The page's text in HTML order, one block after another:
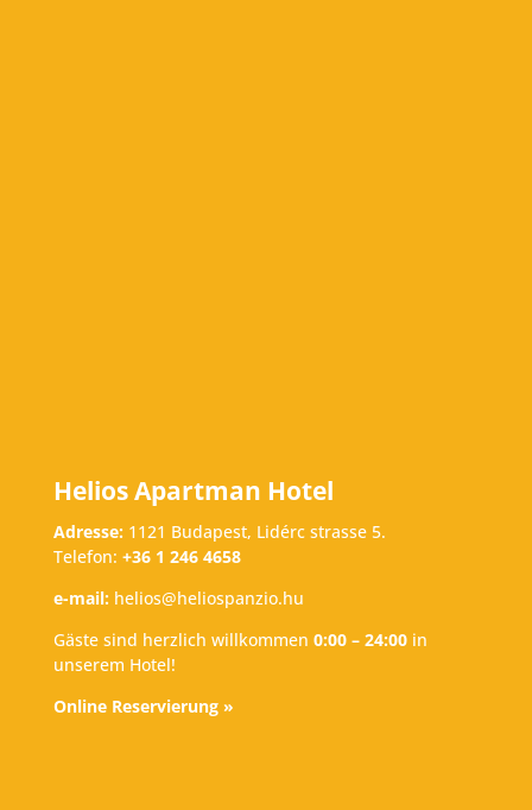
Helios Apartman Hotel
Adresse:1121 Budapest, Lidérc strasse 5.
Telefon: +36 1 246 4658
e-mail:helios@heliospanzio.hu
Gäste sind herzlich willkommen 0:00 – 24:00in
unserem Hotel!
Online Reservierung »